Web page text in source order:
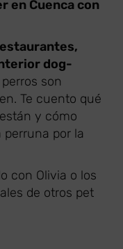
en Cuenca con
dog-
son
Te cuento qué
y cómo
por la
con Olivia o los
de otros pet